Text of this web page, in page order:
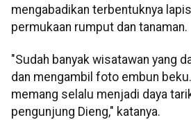
mengabadikan terbentuknya
permukaan rumput dan tanaman.
"Sudah banyak wisatawan yang
dan mengambil foto embun
memang selalu menjadi daya
pengunjung Dieng," katanya.